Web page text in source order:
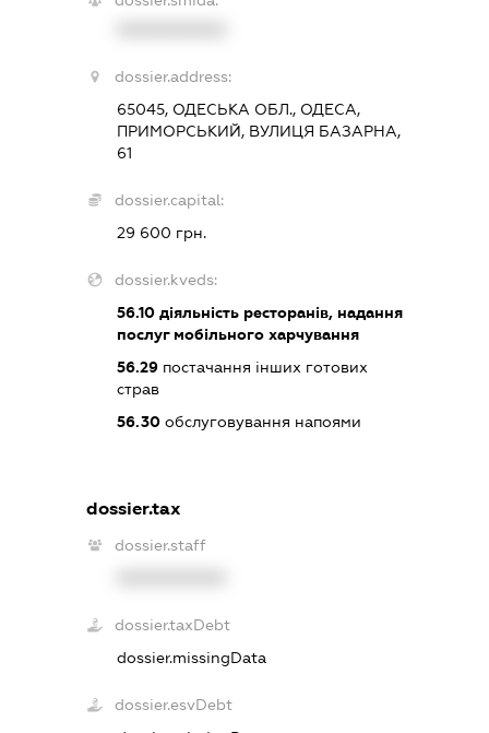
dossier.address:
65045, ОДЕСЬКА ОБЛ., ОДЕСА,
ПРИМОРСЬКИЙ, ВУЛИЦЯ БАЗАРНА,
61
dossier.capital:
29 600 грн.
dossier.kveds:
56.10діяльність ресторанів, надання
послуг мобільного харчування
56.29постачання інших готових
страв
56.30обслуговування напоями
dossier.tax
dossier.staff
dossier.taxDebt
dossier.missingData
dossier.esvDebt